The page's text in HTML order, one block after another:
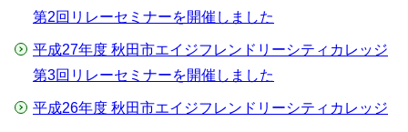
第2回リレーセミナーを開催しました
平成27年度 秋田市エイジフレンドリーシティカレッジ
第3回リレーセミナーを開催しました
平成26年度 秋田市エイジフレンドリーシティカレッジ